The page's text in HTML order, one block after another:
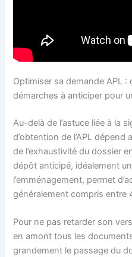
Optimiser sa demande APL
démarches à anticiper pour
Au-delà de l’astuce liée à la
d’obtention de l’APL
de l’exhaustivité du dossier
dépôt anticipé, idéalement
l’emménagement, permet
généralement compris entre
Pour ne pas retarder son
en amont tous les
grandement le passage du